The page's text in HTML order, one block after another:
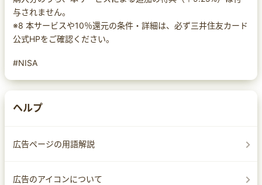
与されません。
※8 本サービスや10％還元の条件・詳細は、必ず三井住友カード
公式HPをご確認ください。
#NISA
ヘルプ
広告ページの用語解説
広告のアイコンについて